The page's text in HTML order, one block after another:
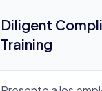
Diligent
Training